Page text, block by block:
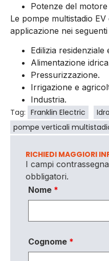
Potenze del
Le pompe multistadio
applicazione nei
Edilizia residenziale
Alimentazione
Pressurizzazione.
Irrigazione e
Industria.
Tag: Franklin Electric
pompe verticali
RICHIEDI MAGGIORI
I campi
obbligatori.
Nome *
Cognome *